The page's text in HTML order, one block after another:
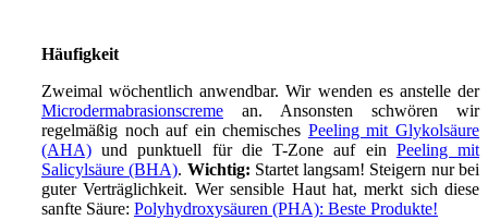
Häufigkeit
Zweimal wöchentlich anwendbar. Wir wenden es anstelle der
Microdermabrasionscreme an. Ansonsten schwören wir
regelmäßig noch auf ein chemisches Peeling mit Glykolsäure
(AHA) und punktuell für die T-Zone auf ein Peeling mit
Salicylsäure (BHA). Wichtig: Startet langsam! Steigern nur bei
guter Verträglichkeit. Wer sensible Haut hat, merkt sich diese
sanfte Säure: Polyhydroxysäuren (PHA): Beste Produkte!